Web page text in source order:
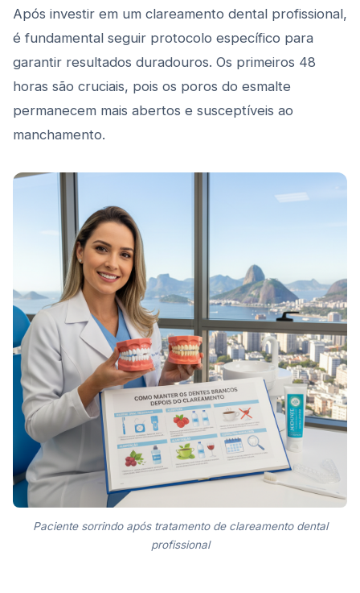
Após investir em um clareamento dental profissional,
é fundamental seguir protocolo específico para
garantir resultados duradouros. Os primeiros 48
horas são cruciais, pois os poros do esmalte
permanecem mais abertos e susceptíveis ao
manchamento.
Paciente sorrindo após tratamento de clareamento dental
profissional